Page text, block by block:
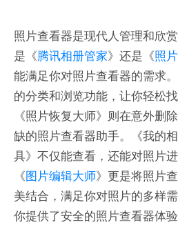
照片查看器是现代人管理和欣
是《腾讯相册管家》还是《照
能满足你对照片查看器的需求
的分类和浏览功能，让你轻松
《照片恢复大师》则在意外删
缺的照片查看器助手。《我的
具》不仅能查看，还能对照片
《图片编辑大师》更是将照片
美结合，满足你对照片的多样
你提供了安全的照片查看器体